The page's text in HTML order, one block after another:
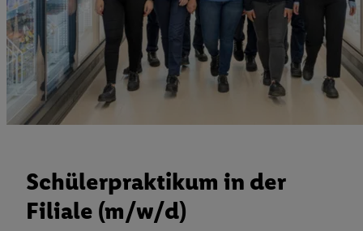
Schülerpraktikum in der
Filiale (m/w/d)